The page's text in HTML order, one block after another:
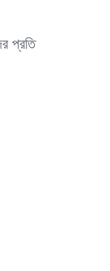
প্রতি